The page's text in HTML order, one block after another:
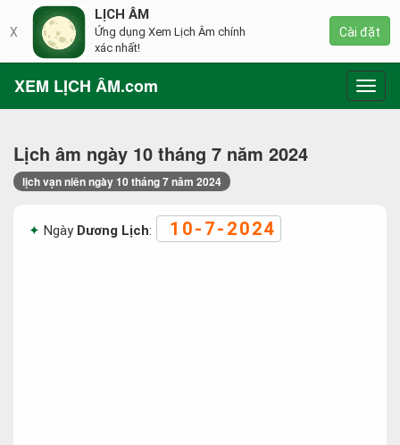
XEM LỊCH ÂM.com
Lịch âm ngày 10 tháng 7 năm 2024
lịch vạn niên ngày 10 tháng 7 năm 2024
Ngày Dương Lịch: 10-7-2024
X
LỊCH ÂM
Ứng dụng Xem Lịch Âm chính
xác nhất!
Cài đặt